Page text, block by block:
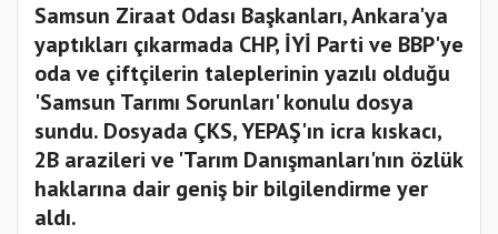
Samsun Ziraat Odası Başkanları, Ankara'ya
yaptıkları çıkarmada CHP, İYİ Parti ve BBP'ye
oda ve çiftçilerin taleplerinin yazılı olduğu
'Samsun Tarımı Sorunları' konulu dosya
sundu. Dosyada ÇKS, YEPAŞ'ın icra kıskacı,
2B arazileri ve 'Tarım Danışmanları'nın özlük
haklarına dair geniş bir bilgilendirme yer
aldı.